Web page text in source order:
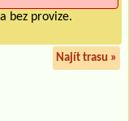
bez provize.
Najít trasu »